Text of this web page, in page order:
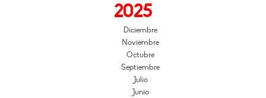
2025
Diciembre
Noviembre
Octubre
Septiembre
Julio
Junio